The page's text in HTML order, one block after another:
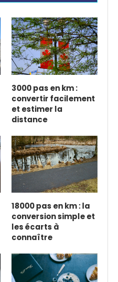
3000 pas en km :
convertir facilement
et estimer la
distance
18000 pas en km : la
conversion simple et
les écarts à
connaître